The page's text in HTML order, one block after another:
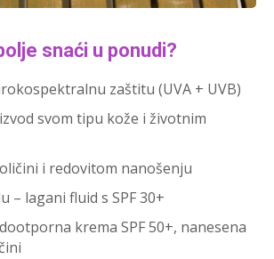
snaći u ponudi?
zaštitu (UVA + UVB)
svom tipu kože i životnim
i redovitom nanošenju
– lagani fluid s SPF 30+
krema SPF 50+, nanesena